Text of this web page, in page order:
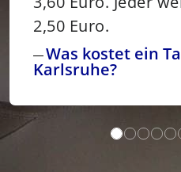
2,50 Euro.
Was kostet ein
Karlsruhe?